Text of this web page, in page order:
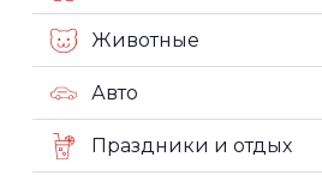
Животные
Авто
Праздники и отдых